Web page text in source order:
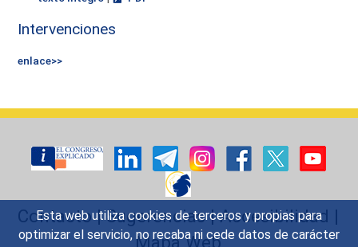
Esta web utiliza cookies de terceros y propias para
optimizar el servicio, no recaba ni cede datos de carácter
Intervenciones
enlace>>
Contacto|Sugerencias|Accesibilidad |
Mapa Web